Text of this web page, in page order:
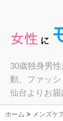
30歳独身男
動、ファッ
仙台よりお届
ホーム > メンズケ